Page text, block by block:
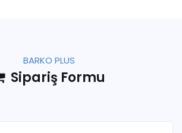
BARKO PLUS
Sipariş Formu